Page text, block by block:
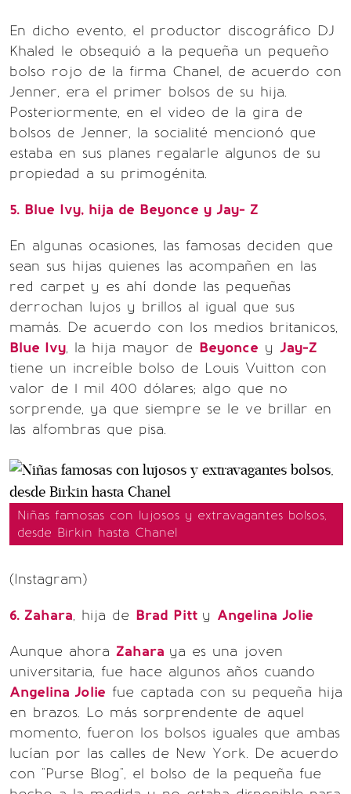
En dicho evento, el productor discográfico DJ
Khaled le obsequió a la pequeña un pequeño
bolso rojo de la firma Chanel, de acuerdo con
Jenner, era el primer bolsos de su hija.
Posteriormente, en el video de la gira de
bolsos de Jenner, la socialité mencionó que
estaba en sus planes regalarle algunos de su
propiedad a su primogénita.
5. Blue Ivy, hija de Beyonce y Jay- Z
En algunas ocasiones, las famosas deciden que
sean sus hijas quienes las acompañen en las
red carpet y es ahí donde las pequeñas
derrochan lujos y brillos al igual que sus
mamás. De acuerdo con los medios britanicos,
Blue Ivy, la hija mayor de Beyonce y Jay-Z
tiene un increíble bolso de Louis Vuitton con
valor de 1 mil 400 dólares; algo que no
sorprende, ya que siempre se le ve brillar en
las alfombras que pisa.
Niñas famosas con lujosos y extravagantes bolsos,
desde Birkin hasta Chanel
(Instagram)
6. Zahara, hija de Brad Pitt y Angelina Jolie
Aunque ahora Zahara ya es una joven
universitaria, fue hace algunos años cuando
Angelina Jolie fue captada con su pequeña hija
en brazos. Lo más sorprendente de aquel
momento, fueron los bolsos iguales que ambas
lucían por las calles de New York. De acuerdo
con "Purse Blog", el bolso de la pequeña fue